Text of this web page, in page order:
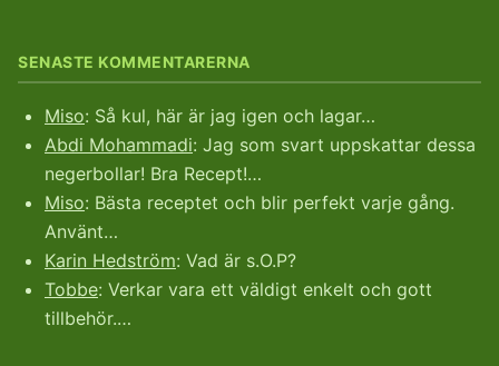
SENASTE KOMMENTARERNA
Miso: Så kul, här är jag igen och lagar…
Abdi Mohammadi: Jag som svart uppskattar dessa
negerbollar! Bra Recept!…
Miso: Bästa receptet och blir perfekt varje gång.
Använt…
Karin Hedström: Vad är s.O.P?
Tobbe: Verkar vara ett väldigt enkelt och gott
tillbehör.…